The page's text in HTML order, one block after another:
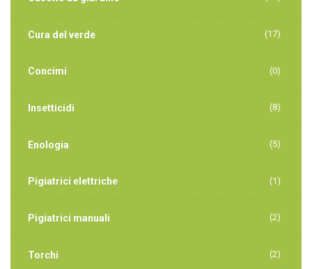
Cura del verde (17)
Concimi (0)
Insetticidi (8)
Enologia (5)
Pigiatrici elettriche (1)
Pigiatrici manuali (2)
Torchi (2)